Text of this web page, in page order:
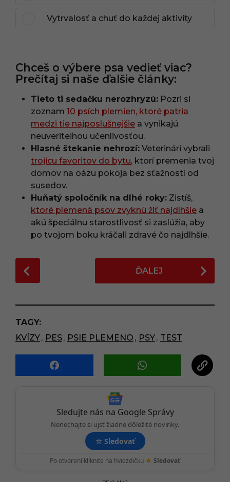
Vytrvalosť a chuť do každej aktivity
Chceš o výbere psa vedieť viac?
Prečítaj si naše ďalšie články:
Tieto ti sedačku nerozhryzú: Pozri si
zoznam 10 psích plemien, ktoré patria
medzi tie najposlušnejšie a vynikajú
neuveriteľnou učenlivosťou.
Hlasné štekanie nehrozí: Veterinári vybrali
trojicu favoritov do bytu, ktorí premenia tvoj
domov na oázu pokoja bez sťažností od
susedov.
Huňatý spoločník na dlhé roky: Zistíš,
ktoré plemená psov zvyknú žiť najdlhšie a
akú špeciálnu starostlivosť si zaslúžia, aby
po tvojom boku kráčali zdravé čo najdlhšie.
o
t
P
a
g
i
ĎALEJ
TAGY:
KVÍZY, PES, PSIE PLEMENO , PSY, TEST
Sledujte nás na Google Správy
Nenechajte si ujsť žiadne dôležité novinky.
☆ Sledovať
Po otvorení kliknite na hviezdičku ★ Sledovať